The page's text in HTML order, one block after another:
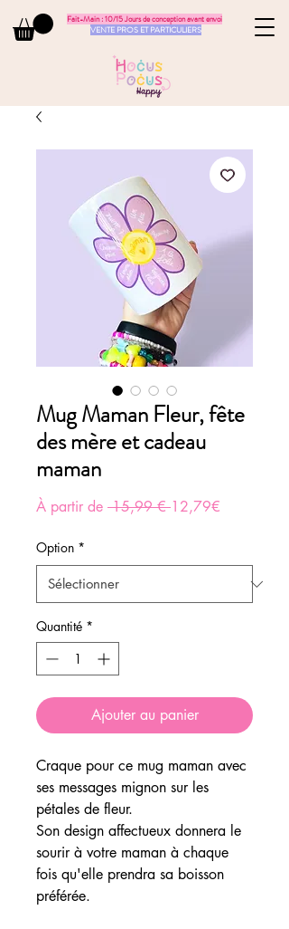
Fait-Main : 10/15 Jours de conception avant envoi
VENTE PROS ET PARTICULIERS
Mug Maman Fleur, fête
des mère et cadeau
maman
À partir de 15,99 € Prix
12,79€
Option *
Quantité *
Ajouter au panier
Craque pour ce mug maman avec
ses messages mignon sur les
pétales de fleur.
Son design affectueux donnera le
sourir à votre maman à chaque
fois qu'elle prendra sa boisson
préférée.